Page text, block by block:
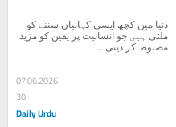
مضبوط کر دیتی...
07.06.2026
30
Daily Urdu